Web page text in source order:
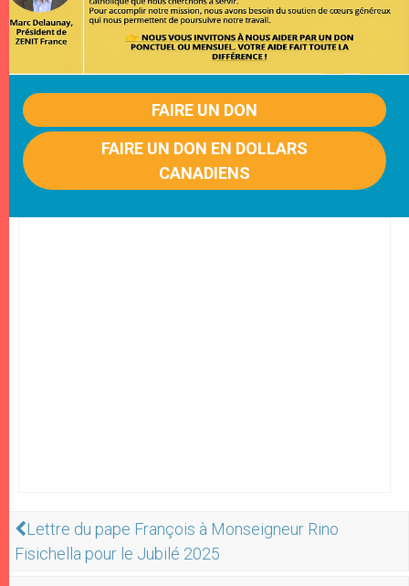
FAIRE UN DON
FAIRE UN DON EN DOLLARS
CANADIENS
Lettre du pape François à Monseigneur Rino
Fisichella pour le Jubilé 2025